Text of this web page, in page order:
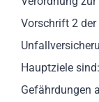
Vorschrift 2 der
Hauptziele
Gefährdungen